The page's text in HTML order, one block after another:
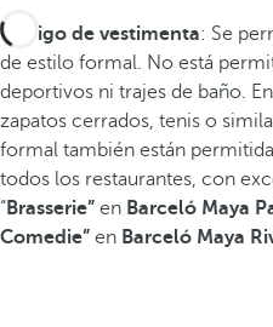
Código de vestimenta: Se
de estilo formal. No está
deportivos ni trajes de baño.
zapatos cerrados, tenis o
formal también están
todos los restaurantes, con
“Brasserie” en Barceló Maya
Comedie” en Barceló Maya